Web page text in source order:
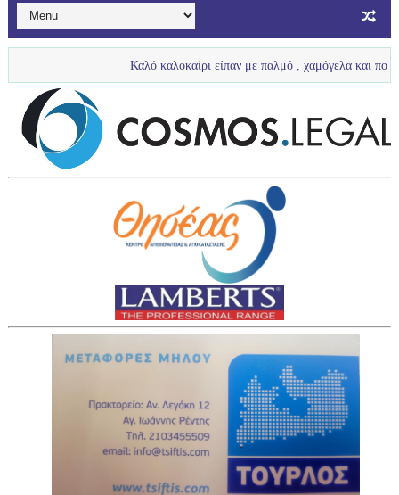
Καλό καλοκαίρι είπαν με παλμό , χαμόγελα και πολύ νερό τα